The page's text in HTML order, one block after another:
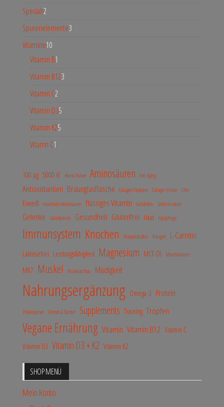
Specials2
Spurenelemente3
Vitamine10
Vitamin B1
Vitamin B123
Vitamin C2
Vitamin D35
Vitamin K25
Vitamn C1
100 µg 5000 iE Amino Pulver Aminosäuren Anti-Aging
Antioxidantien Braunglasflasche Collagen Peptides Collagen Pulver EAAs
Eiweiß essentielle Aminosäuren flüssiges Vitamin Gedächtnis Gehirnfunktion
Gelenke Gelenkschutz Gesundheit Glutenfrei Haut Hautpflege
Immunsystem Knochen Knorpelstruktur Kollagen L-Carnitin
Laktosefrei Leistungsfähigkeit Magnesium MCT-Öl Mitochondrien
MK7 Muskel Muskelaufbau Müdigkeit
Nahrungsergänzung Omega-3 Protein
Proteinpulver Sehnen & Bänder Supplements Training Tropfen
Vegane Ernährung Vitamin Vitamin B12 Vitamin C
Vitamin D3 Vitamin D3 + K2 Vitamin K2
SHOP MENÜ
Mein Konto